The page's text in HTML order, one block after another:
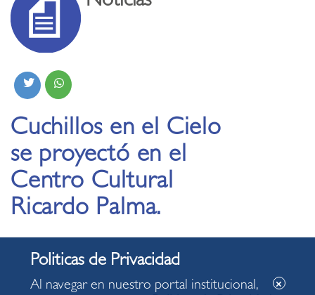
Cuchillos en el Cielo
se proyectó en el
Centro Cultural
Ricardo Palma.
24.07.2019
Al navegar en nuestro portal institucional,